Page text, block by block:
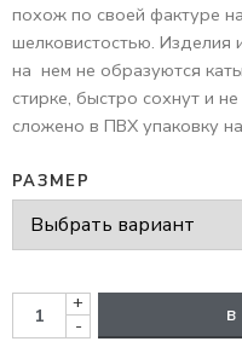
похож по своей фактуре
шелковистостью. Изделия
на нем не образуются
стирке, быстро сохнут и
сложено в ПВХ упаковку
РАЗМЕР
+
-